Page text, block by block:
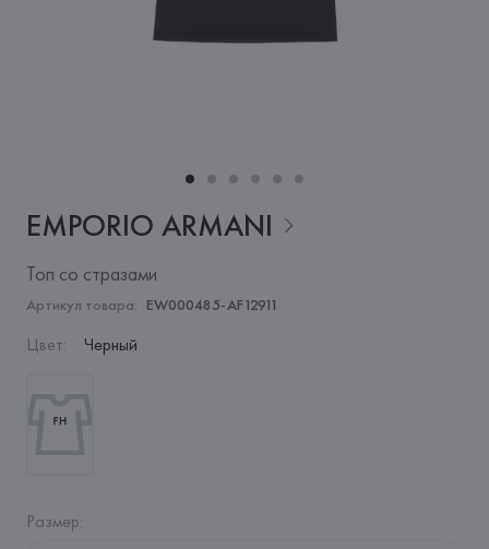
EMPORIO ARMANI
Топ со стразами
Артикул товара: EW000485-AF12911
Цвет: Черный
Размер: